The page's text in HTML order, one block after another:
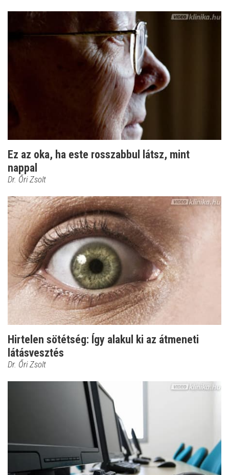
Ez az oka, ha este rosszabbul látsz, mint
nappal
Dr. Őri Zsolt
Hirtelen sötétség: Így alakul ki az átmeneti
látásvesztés
Dr. Őri Zsolt